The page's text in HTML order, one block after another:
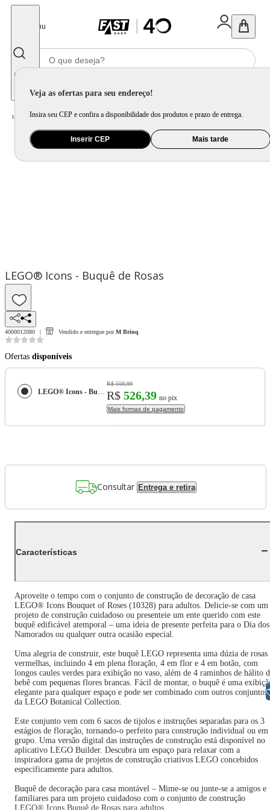
Menu
Veja as ofertas para seu endereço!
Insira seu CEP e confira a disponibilidade dos produtos e prazo de entrega.
Inserir CEP Mais tarde
Home Brinquedo e Colecionável / Para Colecionar
LEGO® Icons - Buquê de Rosas
4000012080 Vendido e entregue por M Brinq
Ofertas disponíveis
LEGO® Icons - Buquê de Rosas
R$ 559,99
R$ 526,39 no pix
Mais formas de pagamento
Consultar Entrega e retira
Características
Aproveite o tempo com o conjunto de construção de decoração de casa
LEGO® Icons Bouquet of Roses (10328) para adultos. Delicie-se com um
projeto de construção cuidadoso ou presenteie um ente querido com este
buquê edificável atemporal – uma ideia de presente perfeita para o Dia dos
Namorados ou qualquer outra ocasião especial.
Uma alegria de construir, este buquê LEGO representa uma dúzia de rosas
vermelhas, incluindo 4 em plena floração, 4 em flor e 4 em botão, com
longos caules verdes para exibição no vaso, além de 4 raminhos de hálito
bebê com pequenas flores brancas. Fácil de montar, o buquê é uma
elegante para qualquer espaço e pode ser combinado com outros conjuntos
da LEGO Botanical Collection.
Este conjunto vem com 6 sacos de tijolos e instruções separadas para os 3
estágios de floração, tornando-o perfeito para construção individual ou em
grupo. Uma versão digital das instruções de construção está disponível no
aplicativo LEGO Builder. Descubra um espaço para relaxar com a
inspiradora gama de projetos de construção criativos LEGO concebidos
especificamente para adultos.
Buquê de decoração para casa montável – Mime-se ou junte-se a amigos e
familiares para um projeto cuidadoso com o conjunto de construção
LEGO® Icons Buquê de Rosas para adultos
Libras